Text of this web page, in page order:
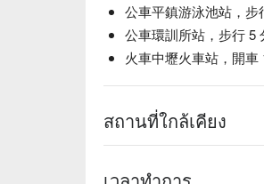
公車平鎮游泳池站，步
公車環訓所站，步行 5
火車中壢火車站，開車
สถานที่ใกล้เคียง